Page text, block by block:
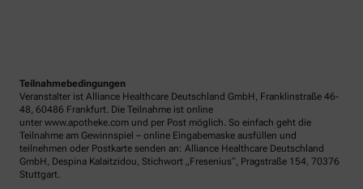
Teilnahmebedingungen
Veranstalter ist Alliance Healthcare Deutschland GmbH, Franklinstraße 46-
48, 60486 Frankfurt. Die Teilnahme ist online
unter www.apotheke.com und per Post möglich. So einfach geht die
Teilnahme am Gewinnspiel – online Eingabemaske ausfüllen und
teilnehmen oder Postkarte senden an: Alliance Healthcare Deutschland
GmbH, Despina Kalaitzidou, Stichwort „Fresenius“, Pragstraße 154, 70376
Stuttgart.